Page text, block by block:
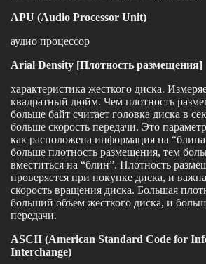
APU (Audio Processor Unit)
аудио процессор
Arial Density [Плотность размещения]
характеристика жесткого диска.
квадратный дюйм. Чем плотность
больше байт считает головка диска в
больше скорость передачи. Это
как расположена информация на
больше плотность размещения, тем
вместиться на “блин”. Плотность
проверяется при покупке диска, и
скорость вращения диска. Большая
больший объем жесткого диска, и
передачи.
ASCII (American Standard Code for
Interchange)